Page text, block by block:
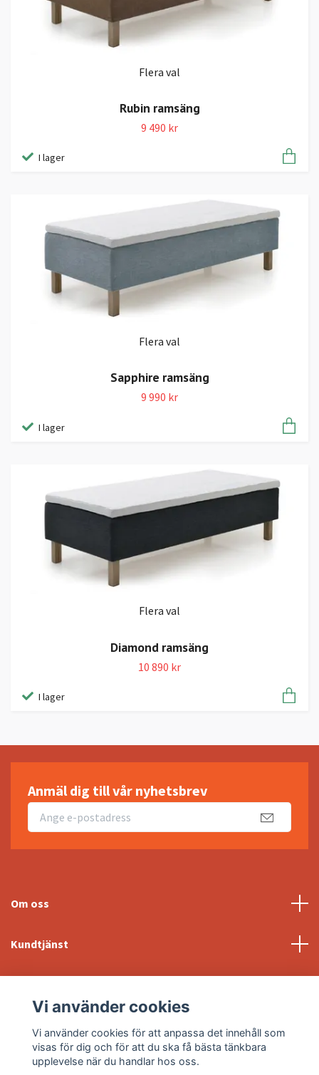
Flera val
Rubin ramsäng
9 490 kr
I lager
Flera val
Sapphire ramsäng
9 990 kr
I lager
Flera val
Diamond ramsäng
10 890 kr
I lager
Anmäl dig till vår nyhetsbrev
Om oss
Kundtjänst
Vi använder cookies
Vi använder cookies för att anpassa det innehåll som
visas för dig och för att du ska få bästa tänkbara
upplevelse när du handlar hos oss.